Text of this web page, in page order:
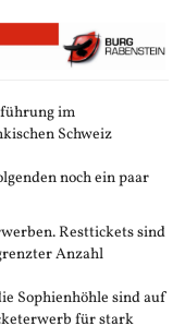
im
Schweiz
noch ein paar
Resttickets sind
Anzahl
Sophienhöhle sind auf
für stark